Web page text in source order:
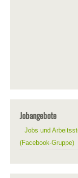
Jobangebote
Jobs und
(Facebook-Gruppe)